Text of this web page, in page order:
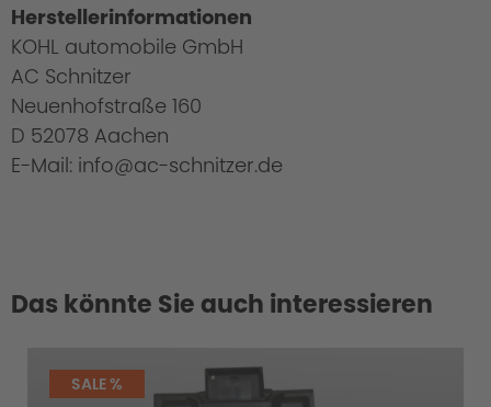
Test Procedures / Safety
Herstellerinformationen
KOHL automobile GmbH
AC Schnitzer
Neuenhofstraße 160
D 52078 Aachen
E-Mail: info@ac-schnitzer.de
Das könnte Sie auch interessieren
SALE %